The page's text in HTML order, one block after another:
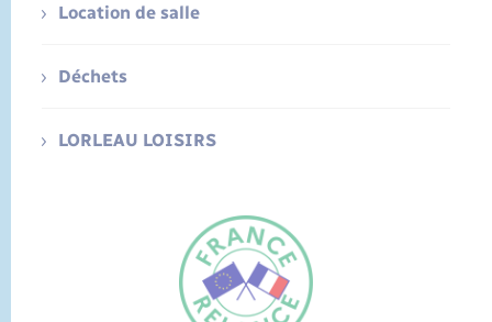
Location de salle
Déchets
LORLEAU LOISIRS